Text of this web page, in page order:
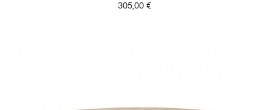
Prix
305,00 €